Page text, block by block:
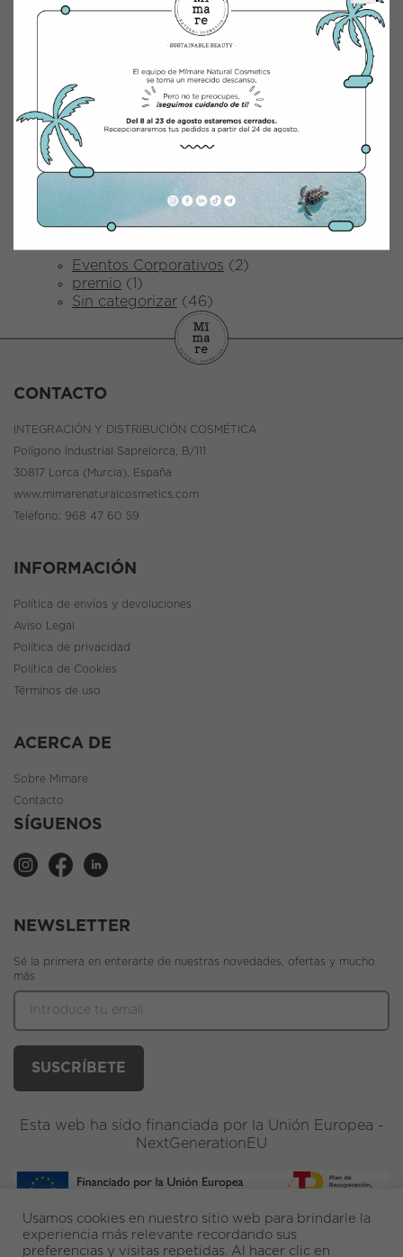
mayo 2025
febrero 2025
enero 2025
marzo 2024
junio 2023
abril 2023
octubre 2022
abril 2022
diciembre 2021
Categorías
Eventos Corporativos (2)
premio (1)
Sin categorizar (46)
CONTACTO
INTEGRACIÓN Y DISTRIBUCIÓN COSMÉTICA
Polígono Industrial Saprelorca, B/111
30817 Lorca (Murcia), España
www.mimarenaturalcosmetics.com
Teléfono: 968 47 60 59
INFORMACIÓN
Política de envíos y devoluciones
Aviso Legal
Política de privacidad
Política de Cookies
Términos de uso
ACERCA DE
Sobre Mimare
Contacto
SÍGUENOS
NEWSLETTER
Sé la primera en enterarte de nuestras novedades, ofertas y mucho
más
Esta web ha sido financiada por la Unión Europea -
NextGenerationEU
Usamos cookies en nuestro sitio web para brindarle la
experiencia más relevante recordando sus
preferencias y visitas repetidas. Al hacer clic en